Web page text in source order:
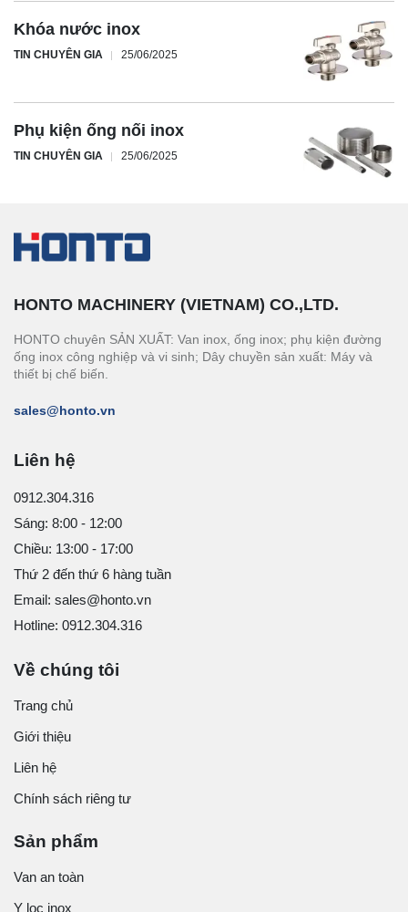
Khóa nước inox
TIN CHUYÊN GIA 25/06/2025
Phụ kiện ống nối inox
TIN CHUYÊN GIA 25/06/2025
HONTO MACHINERY (VIETNAM) CO.,LTD.
HONTO chuyên SẢN XUẤT: Van inox, ống inox; phụ kiện đường
ống inox công nghiệp và vi sinh; Dây chuyền sản xuất: Máy và
thiết bị chế biến.
sales@honto.vn
Liên hệ
0912.304.316
Sáng: 8:00 - 12:00
Chiều: 13:00 - 17:00
Thứ 2 đến thứ 6 hàng tuần
Email: sales@honto.vn
Hotline: 0912.304.316
Về chúng tôi
Trang chủ
Giới thiệu
Liên hệ
Chính sách riêng tư
Sản phẩm
Van an toàn
Y lọc inox